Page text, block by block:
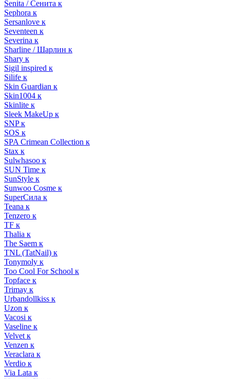
Senita / Сенита к
Sephora к
Sersanlove к
Seventeen к
Severina к
Sharline / Шарлин к
Shary к
Sigil inspired к
Silife к
Skin Guardian к
Skin1004 к
Skinlite к
Sleek MakeUp к
SNP к
SOS к
SPA Crimean Collection к
Stax к
Sulwhasoo к
SUN Time к
SunStyle к
Sunwoo Cosme к
SuperСила к
Teana к
Tenzero к
TF к
Thalia к
The Saem к
TNL (TatNail) к
Tonymoly к
Too Cool For School к
Topface к
Trimay к
Urbandollkiss к
Uzon к
Vacosi к
Vaseline к
Velvet к
Venzen к
Veraclara к
Verdio к
Via Lata к